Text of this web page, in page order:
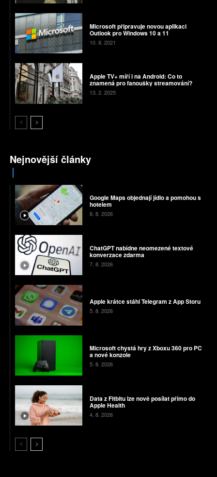
Microsoft připravuje novou aplikaci
Outlook pro Windows 10 a 11
10. 8. 2021
Apple TV+ míří i na Android: Co to
znamená pro fanoušky streamování?
13. 2. 2025
Nejnovější články
Google Maps objednají jídlo a pomohou s
hotelem
8. 8. 2026
ChatGPT nabídne neomezené textové
konverzace zdarma
7. 8. 2026
Apple krátce stáhl Telegram z App Storu
5. 8. 2026
Microsoft chystá hry z Xboxu 360 pro PC
a nové konzole
5. 8. 2026
Data z Fitbitu lze nově posílat přímo do
Apple Health
4. 8. 2026